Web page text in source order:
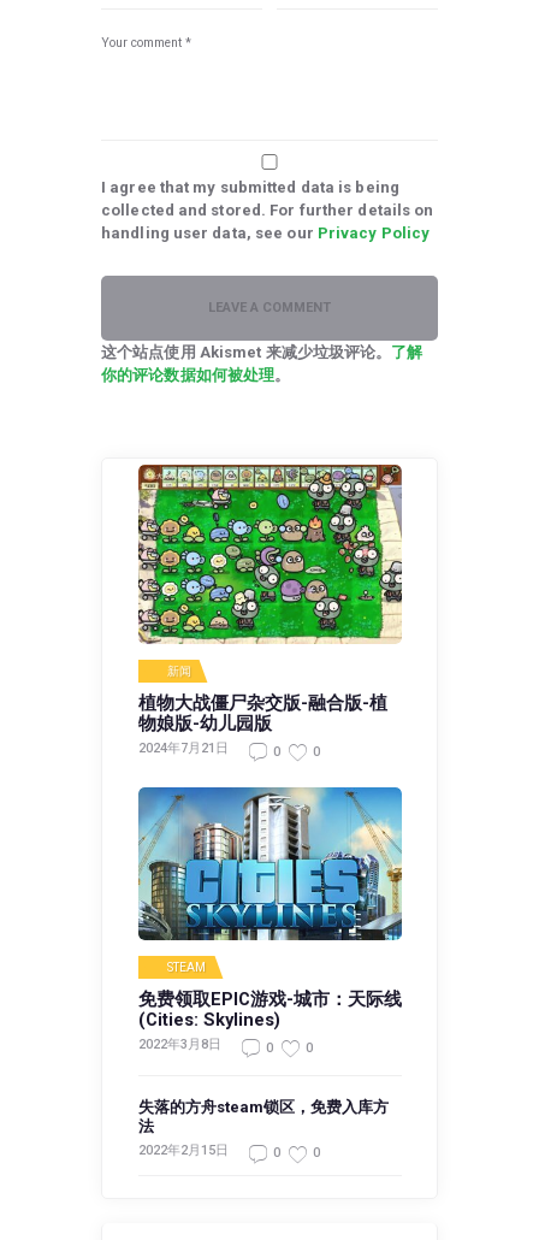
I agree that my submitted data is being
collected and stored. For further details on
handling user data, see our Privacy Policy
这个站点使用 Akismet 来减少垃圾评论。 了解
你的评论数据如何被处理。
新闻
植物大战僵尸杂交版-融合版-植
物娘版-幼儿园版
2024年7月21日 0 0
STEAM
免费领取EPIC游戏-城市：天际线
(Cities: Skylines)
2022年3月8日 0 0
失落的方舟steam锁区，免费入库方
法
2022年2月15日 0 0